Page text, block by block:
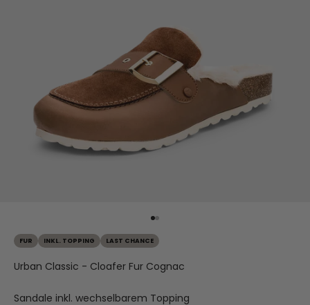
FUR INKL. TOPPING LAST CHANCE
Urban Classic - Cloafer Fur Cognac
Sandale inkl. wechselbarem Topping